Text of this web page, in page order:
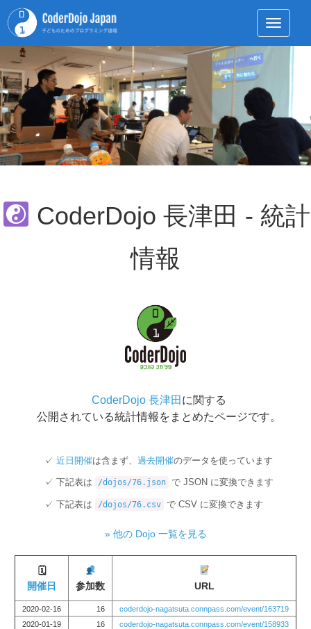
Toggle
CoderDojo 長津田 - 統計
情報
CoderDojo 長津田 に関する
公開されている統計情報をまとめたページです。
近日開催は含まず、 過去開催のデータを使っています
下記表は /dojos/76.json で JSON に変換できます
下記表は /dojos/76.csv で CSV に変換できます
» 他の Dojo 一覧を見る
🗓
開催日
参加数 URL
2020-02-16 16
coderdojo-nagatsuta.connpass.com/event/163719
2020-01-19
16
coderdojo-nagatsuta.connpass.com/event/158933